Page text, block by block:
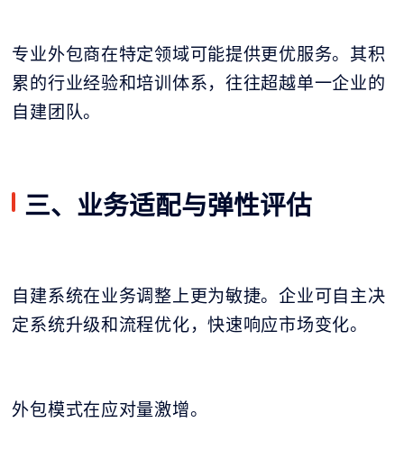
专业外包商在特定领域可能提供更优服务。其积
累的行业经验和培训体系，往往超越单一企业的
自建团队。
三、业务适配与弹性评估
自建系统在业务调整上更为敏捷。企业可自主决
定系统升级和流程优化，快速响应市场变化。
外包模式在应对量激增。